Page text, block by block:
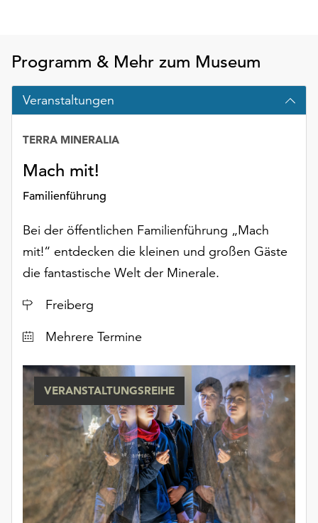
über
Schaltfläche
„Auswählen“.
Weitere
finden
Datenschutzerklärung
oder
dem
Impressum
Programm & Mehr zum Museum
Veranstaltungen
Mach mit!
Familienführung
TERRA MINERALIA
Bei der öffentlichen Familienführung „Mach
mit!“ entdecken die kleinen und großen Gäste
die fantastische Welt der Minerale.
Ort
Freiberg
DatumMehrere Termine
VERANSTALTUNGSREIHE